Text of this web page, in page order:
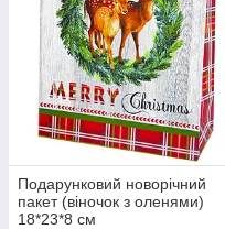
Подарунковий новорічний
пакет (віночок з оленями)
18*23*8 см